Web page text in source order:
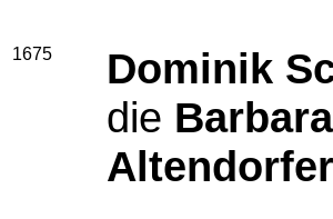
1675 Dominik
die
Altendorfer